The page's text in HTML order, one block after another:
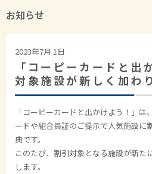
お知らせ
2023年7月 1日
「コーピーカードと出
対象施設が新しく加わ
「コーピーカードと出かけよう！」は
ードや組合員証のご提示で人気施設に
典です。
このたび、割引対象となる施設が新た
します。